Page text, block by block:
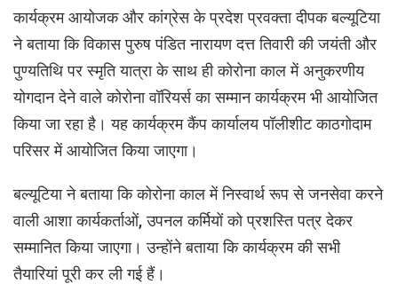
कार्यक्रम आयोजक और कांग्रेस के प्रदेश प्रवक्ता दीपक बल्यूटिया
ने बताया कि विकास पुरुष पंडित नारायण दत्त तिवारी की जयंती और
पुण्यतिथि पर स्मृति यात्रा के साथ ही कोरोना काल में अनुकरणीय
योगदान देने वाले कोरोना वॉरियर्स का सम्मान कार्यक्रम भी आयोजित
किया जा रहा है। यह कार्यक्रम कैंप कार्यालय पॉलीशीट काठगोदाम
परिसर में आयोजित किया जाएगा।
बल्यूटिया ने बताया कि कोरोना काल में निस्वार्थ रूप से जनसेवा करने
वाली आशा कार्यकर्ताओं, उपनल कर्मियों को प्रशस्ति पत्र देकर
सम्मानित किया जाएगा। उन्होंने बताया कि कार्यक्रम की सभी
तैयारियां पूरी कर ली गई हैं।